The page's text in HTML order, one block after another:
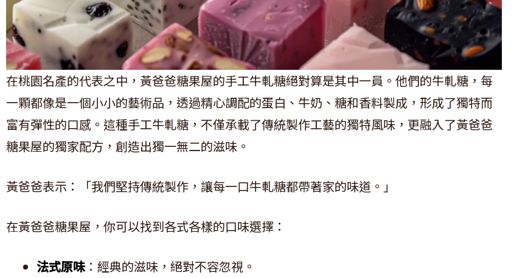
在桃園名產的代表之中，黃爸爸糖果屋的手工牛軋糖絕對算是其中一員。他們的牛軋糖，每
一顆都像是一個小小的藝術品，透過精心調配的蛋白、牛奶、糖和香料製成，形成了獨特而
富有彈性的口感。這種手工牛軋糖，不僅承載了傳統製作工藝的獨特風味，更融入了黃爸爸
糖果屋的獨家配方，創造出獨一無二的滋味。
黃爸爸表示：「我們堅持傳統製作，讓每一口牛軋糖都帶著家的味道。」
在黃爸爸糖果屋，你可以找到各式各樣的口味選擇：
法式原味：經典的滋味，絕對不容忽視。